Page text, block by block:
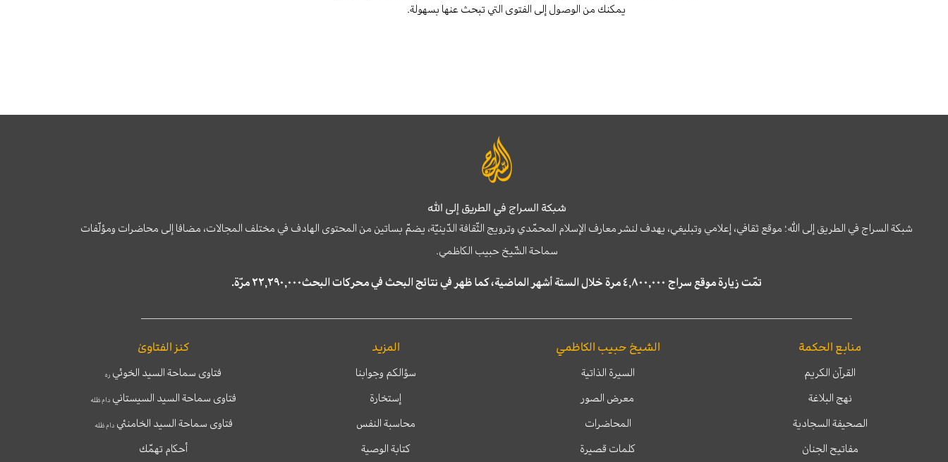
يمكنك من الوصول إلى الفتوى التي تبحث عنها بسهولة.
شبكة السراج في الطريق إلى الله
شبكة السراج في الطريق إلى الله؛ موقع ثقافي، إعلامي وتبليغي، يهدف لنشر معارف الإسلام المحمّدي وترويج الثّقافة الدّينيّة، يضمّ بساتين من المحتوى الهادف في مختلف المجالات، مضافا إلى محاضرات ومؤلّفات
سماحة الشّيخ حبيب الكاظمي.
تمّت زيارة موقع سراج ٤,٨٠٠,٠٠٠ مرة خلال الستة أشهر الماضية، كما ظهر في نتائج البحث في محركات البحث٢٢,٢٩٠,٠٠٠ مرّة.
منابع الحكمة
القرآن الكريم
نهج البلاغة
الصحيفة السجادية
مفاتيح الجنان
الشيخ حبيب الكاظمي
السيرة الذاتية
معرض الصور
المحاضرات
كلمات قصيرة
المزيد
سؤالكم وجوابنا
إستخارة
محاسبة النفس
كتابة الوصية
كنز الفتاوىٰ
فتاوى سماحة السيد الخوئي ره
فتاوى سماحة السيد السيستاني دام ظله
فتاوى سماحة السيد الخامنئيدام ظله
أحكام تهمّك